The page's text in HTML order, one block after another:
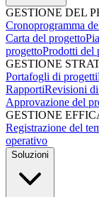
GESTIONE DEL
Cronoprogramma
Carta del progetto
progettoProdotti del
GESTIONE
Portafogli di progetti
RapportiRevisioni
Approvazione del
GESTIONE
Registrazione del
operativo
Soluzioni